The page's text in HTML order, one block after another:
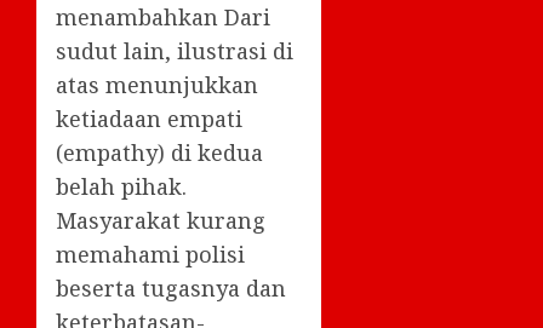
menambahkan Dari
sudut lain, ilustrasi di
atas menunjukkan
ketiadaan empati
(empathy) di kedua
belah pihak.
Masyarakat kurang
memahami polisi
beserta tugasnya dan